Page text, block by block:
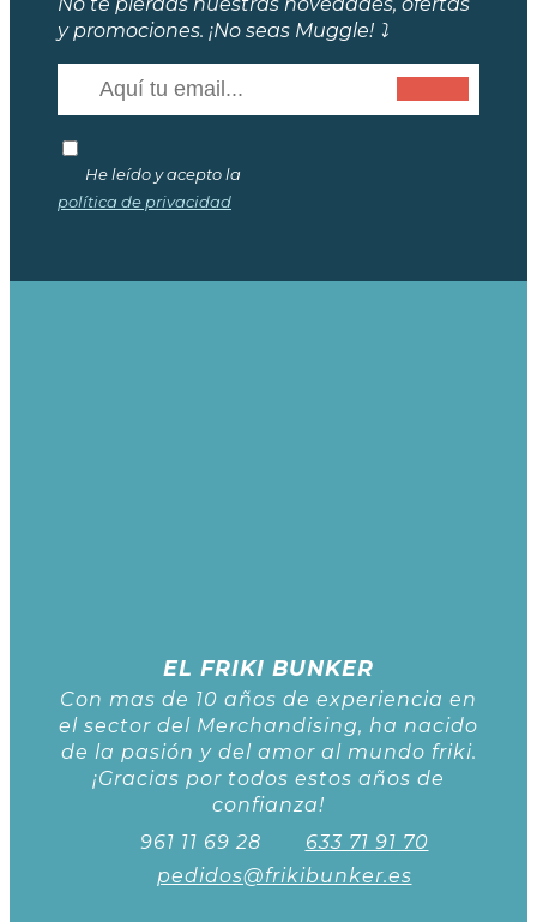
y promociones. ¡No seas Muggle! ⤵️
He leído y acepto la
política de privacidad
EL FRIKI BUNKER
Con mas de 10 años de experiencia en
el sector del Merchandising, ha nacido
de la pasión y del amor al mundo friki.
¡Gracias por todos estos años de
confianza!
961 11 69 28
633 71 91 70
pedidos@frikibunker.es